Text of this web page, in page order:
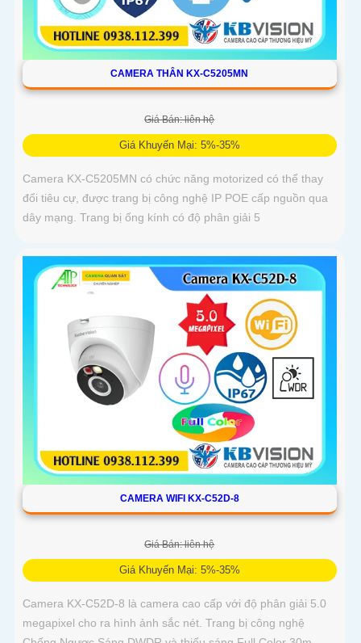
CAMERA THÂN KX-C5205MN
Giá Bán: liên hệ
Giá Khuyến Mại: 5%-35%
Camera KX-C5205MN có chức năng motorized có thể thay
đổi tiêu cự, được trang bị công nghệ IP POE cấp nguồn qua
dây mạng. Trang bị ống kính có độ phân giải 5
CAMERA WIFI KX-C52D-8
Giá Bán: liên hệ
Giá Khuyến Mại: 5%-35%
Camera KX-C52D-8 là camera cao cấp với độ phân giải 5.0
megapixel cho ra hình ảnh sắc nét. Trang bị công nghệ